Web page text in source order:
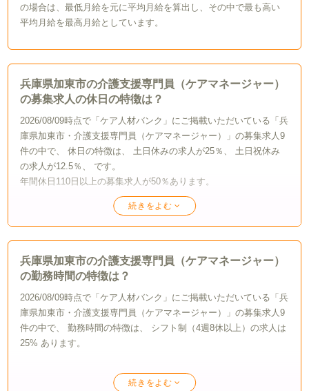
の場合は、最低月給を元に平均月給を算出し、その中で最も高い
平均月給を最高月給としています。
兵庫県加東市の介護支援専門員（ケアマネージャー）
の募集求人の休日の特徴は？
2026/08/09時点で「ケア人材バンク」にご掲載いただいている「兵
庫県加東市・介護支援専門員（ケアマネージャー）」の募集求人9
件の中で、 休日の特徴は、 土日休みの求人が25％、 土日祝休み
の求人が12.5％、 です。
年間休日110日以上の募集求人が50％あります。
50%
兵庫県加東市の介護支援専門員（ケアマネージャー）
の勤務時間の特徴は？
2026/08/09時点で「ケア人材バンク」にご掲載いただいている「兵
庫県加東市・介護支援専門員（ケアマネージャー）」の募集求人9
件の中で、 勤務時間の特徴は、 シフト制（4週8休以上）の求人は
25% あります。
シフト制（4週8休以上）